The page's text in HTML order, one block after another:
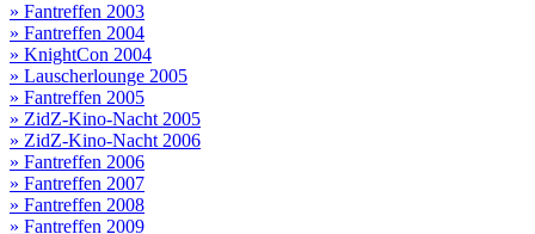
» Fantreffen 2003
» Fantreffen 2004
» KnightCon 2004
» Lauscherlounge 2005
» Fantreffen 2005
» ZidZ-Kino-Nacht 2005
» ZidZ-Kino-Nacht 2006
» Fantreffen 2006
» Fantreffen 2007
» Fantreffen 2008
» Fantreffen 2009